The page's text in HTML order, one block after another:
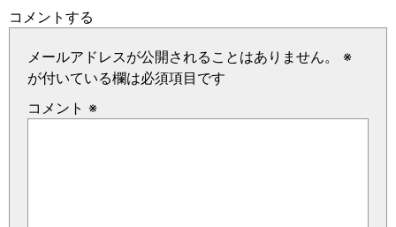
コメントする
メールアドレスが公開されることはありません。
※
が付いている欄は必須項目です
コメント ※